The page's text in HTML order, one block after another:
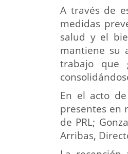
A través de
medidas
salud y el
mantiene su
trabajo que
En el acto
presentes en
de PRL;
Arribas,